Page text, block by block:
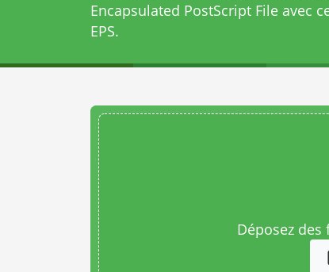
Encapsulated PostScript File avec
EPS.
Déposez